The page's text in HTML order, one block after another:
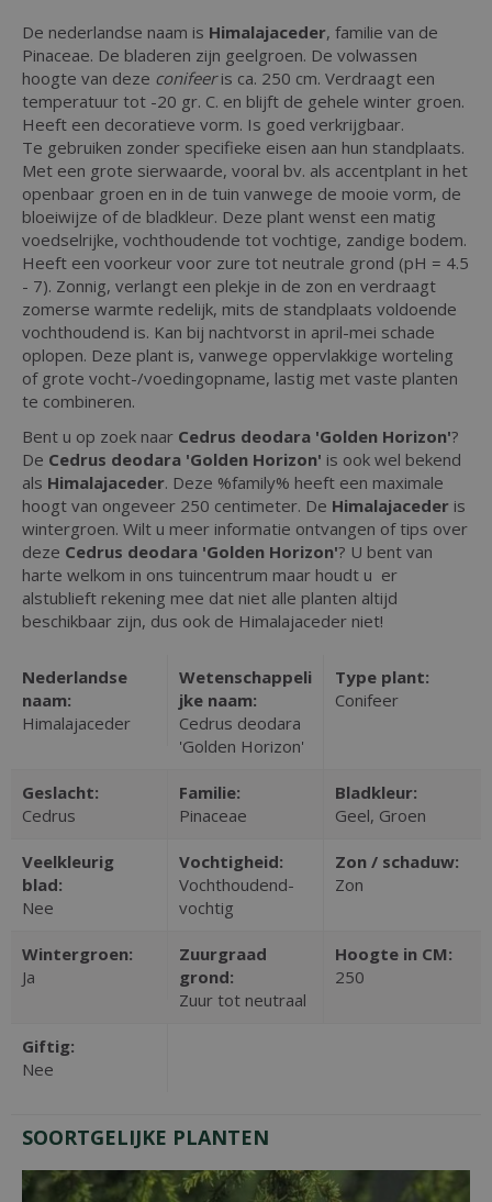
De nederlandse naam is Himalajaceder, familie van de
Pinaceae. De bladeren zijn geelgroen. De volwassen
hoogte van deze conifeeris ca. 250 cm. Verdraagt een
temperatuur tot -20 gr. C. en blijft de gehele winter groen.
Heeft een decoratieve vorm. Is goed verkrijgbaar.
Te gebruiken zonder specifieke eisen aan hun standplaats.
Met een grote sierwaarde, vooral bv. als accentplant in het
openbaar groen en in de tuin vanwege de mooie vorm, de
bloeiwijze of de bladkleur. Deze plant wenst een matig
voedselrijke, vochthoudende tot vochtige, zandige bodem.
Heeft een voorkeur voor zure tot neutrale grond (pH = 4.5
- 7). Zonnig, verlangt een plekje in de zon en verdraagt
zomerse warmte redelijk, mits de standplaats voldoende
vochthoudend is. Kan bij nachtvorst in april-mei schade
oplopen. Deze plant is, vanwege oppervlakkige worteling
of grote vocht-/voedingopname, lastig met vaste planten
te combineren.
Bent u op zoek naar Cedrus deodara 'Golden Horizon'?
De Cedrus deodara 'Golden Horizon' is ook wel bekend
als Himalajaceder. Deze %family% heeft een maximale
hoogt van ongeveer 250 centimeter. De Himalajaceder is
wintergroen. Wilt u meer informatie ontvangen of tips over
deze Cedrus deodara 'Golden Horizon'? U bent van
harte welkom in ons tuincentrum maar houdt u er
alstublieft rekening mee dat niet alle planten altijd
beschikbaar zijn, dus ook de Himalajaceder niet!
Nederlandse
naam:
Himalajaceder
Wetenschappeli
jke naam:
Cedrus deodara
'Golden Horizon'
Type plant:
Conifeer
Geslacht:
Cedrus
Familie:
Pinaceae
Bladkleur:
Geel, Groen
Veelkleurig
blad:
Nee
Vochtigheid:
Vochthoudend-
vochtig
Zon / schaduw:
Zon
Wintergroen:
Ja
Zuurgraad
grond:
Zuur tot neutraal
Hoogte in CM:
250
Giftig:
Nee
SOORTGELIJKE PLANTEN